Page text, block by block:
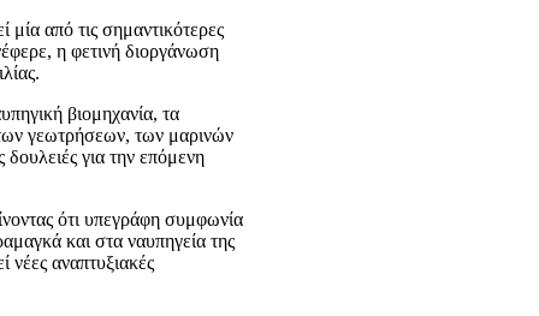
από τις σημαντικότερες
η φετινή διοργάνωση
βιομηχανία, τα
των γεωτρήσεων, των μαρινών
για την επόμενη
ότι υπεγράφη συμφωνία
και στα ναυπηγεία της
νέες αναπτυξιακές